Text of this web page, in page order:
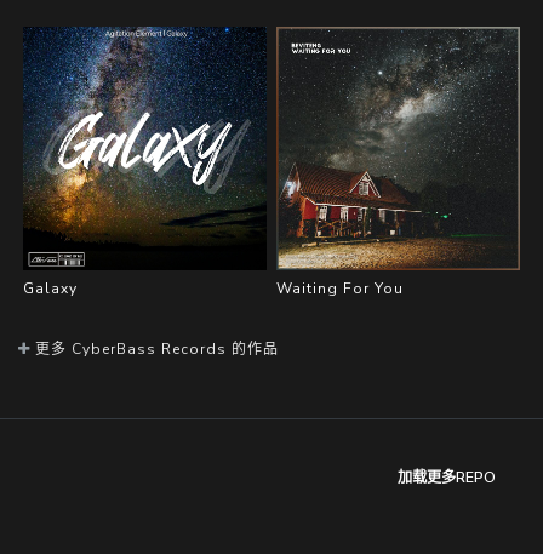
Galaxy Waiting For You
更多 CyberBass Records 的作品
加载更多REPO